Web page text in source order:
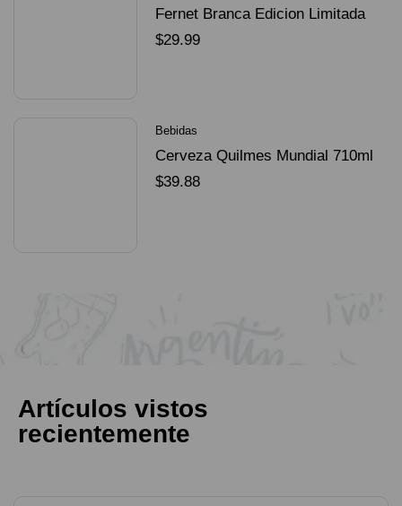
Fernet Branca Edicion Limitada
Dorado Mundial
$29.99
Bebidas
Cerveza Quilmes Mundial 710ml
packX4
$39.88
Artículos vistos
recientemente